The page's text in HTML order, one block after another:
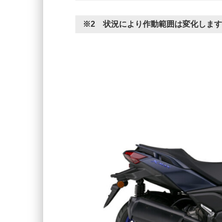
※2 状況により作動範囲は変化しま